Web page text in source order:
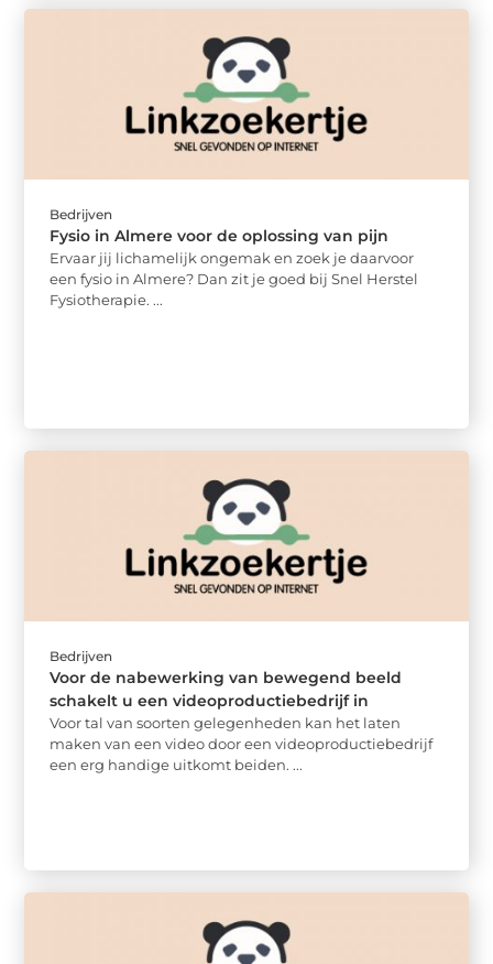
Bedrijven
Fysio in Almere voor de oplossing van pijn
Ervaar jij lichamelijk ongemak en zoek je daarvoor
een fysio in Almere? Dan zit je goed bij Snel Herstel
Fysiotherapie. ...
Bedrijven
Voor de nabewerking van bewegend beeld
schakelt u een videoproductiebedrijf in
Voor tal van soorten gelegenheden kan het laten
maken van een video door een videoproductiebedrijf
een erg handige uitkomt beiden. ...